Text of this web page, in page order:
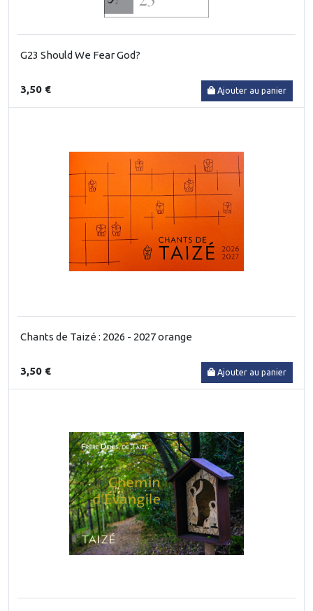
G23 Should We Fear God?
3,50 € Ajouter au panier
Chants de Taizé : 2026 - 2027 orange
3,50 € Ajouter au panier